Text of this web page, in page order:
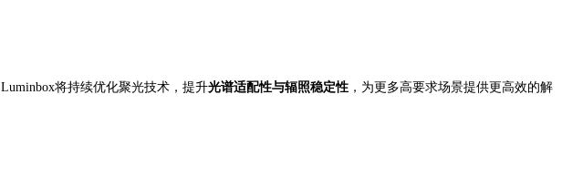
Luminbox将持续优化聚光技术，提升光谱适配性与辐照稳定性 ，为更多高要求场景提供更高效的解